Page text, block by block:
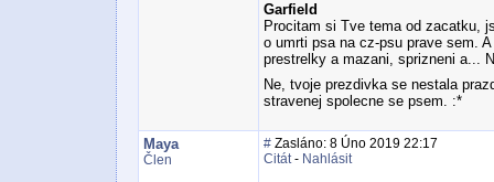
Garfield
Procitam si Tve tema od zacatku,
o umrti psa na cz-psu prave sem.
prestrelky a mazani, sprizneni a...
Ne, tvoje prezdivka se nestala
stravenej spolecne se psem. :*
Maya
Člen
# Zasláno: 8 Úno 2019 22:17
Citát- Nahlásit